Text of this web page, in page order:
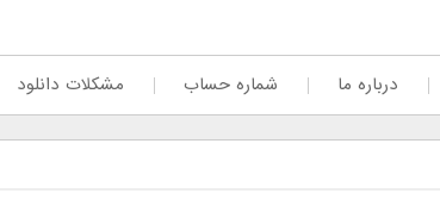
درباره ما شماره حساب مشکلات دانلود